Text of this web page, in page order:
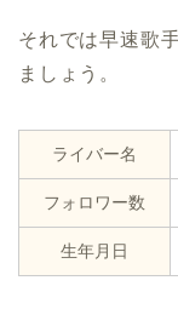
それでは早速歌
ましょう。
ライバー名
フォロワー数
生年月日